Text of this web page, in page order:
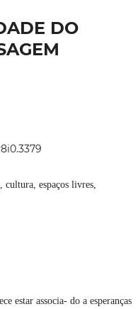
DO
cultura, espaços livres,
estar associa- do a esperanças